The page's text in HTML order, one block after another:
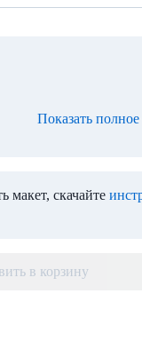
Показать
макет, скачайте
в корзину